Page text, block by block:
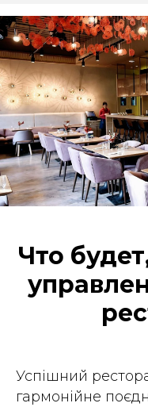
Что
Успішний
гармонійне